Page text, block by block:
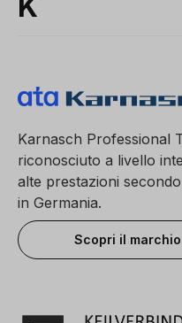
Karnasch Professional
riconosciuto a livello
alte prestazioni
in Germania.
Scopri il marchio